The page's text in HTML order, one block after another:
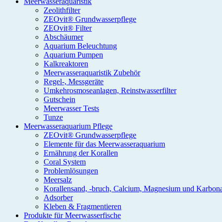
Zeolithfilter
ZEOvit® Grundwasserpflege
ZEOvit® Filter
Abschäumer
Aquarium Beleuchtung
Aquarium Pumpen
Kalkreaktoren
Meerwasseraquaristik Zubehör
Regel-, Messgeräte
Umkehrosmoseanlagen, Reinstwasserfilter
Gutschein
Meerwasser Tests
Tunze
Meerwasseraquarium Pflege
ZEOvit® Grundwasserpflege
Elemente für das Meerwasseraquarium
Ernährung der Korallen
Coral System
Problemlösungen
Meersalz
Korallensand, -bruch, Calcium, Magnesium und
Adsorber
Kleben & Fragmentieren
Produkte für Meerwasserfische